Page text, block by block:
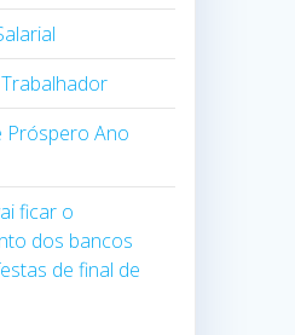
Próspero Ano
ficar o
dos bancos
de final de